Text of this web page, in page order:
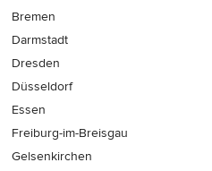
Bremen
Darmstadt
Dresden
Düsseldorf
Essen
Freiburg-im-Breisgau
Gelsenkirchen